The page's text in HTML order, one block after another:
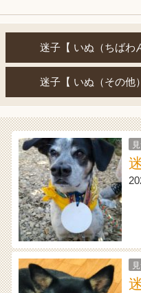
迷子【 いぬ（ちばわ
迷子【 いぬ（その他